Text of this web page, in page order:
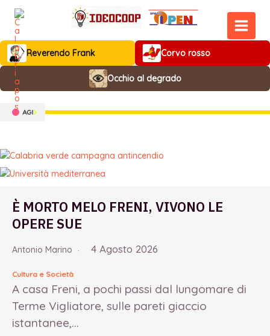
contenuto
MAIN
Reverendo Frank Corvo rosso
Occhio al degrado
È MORTO MELO FRENI, VIVONO LE
OPERE SUE
Antonio Marino 4 Agosto 2026
Cultura e Società
A casa Freni, a pochi passi dal lungomare di
Terme Vigliatore, sulle pareti giaccio
istantanee,...